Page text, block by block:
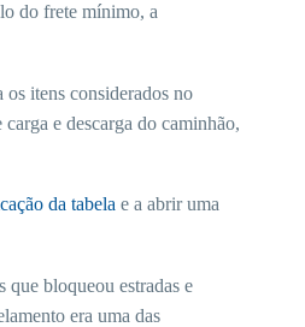
do frete mínimo, a
itens considerados no
e descarga do caminhão,
da tabela e a abrir uma
que bloqueou estradas e
era uma das